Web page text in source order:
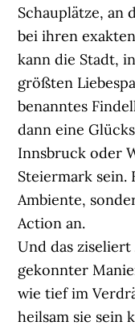
Schauplätze, an
bei ihren
kann die Stadt,
größten
benanntes
dann eine
Innsbruck oder
Steiermark sein.
Ambiente,
Action an.
Und das ziseliert
gekonnter
wie tief im
heilsam sie sein